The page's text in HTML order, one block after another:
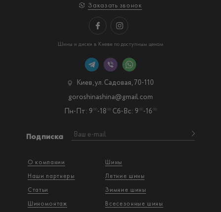
Заказать звонок
Шины и диски в Киеве по доступным ценам
О компании
Наши партнеры
Статьи
Шиномонтаж
Шины
Летние шины
Зимние шины
Всесезонные шины
Подписка
Киев, ул. Садовая, 70-110
Пн-Пт: 9 00-18 00 Сб-Вс: 9 00-16 00
goroshinashina@gmail.com